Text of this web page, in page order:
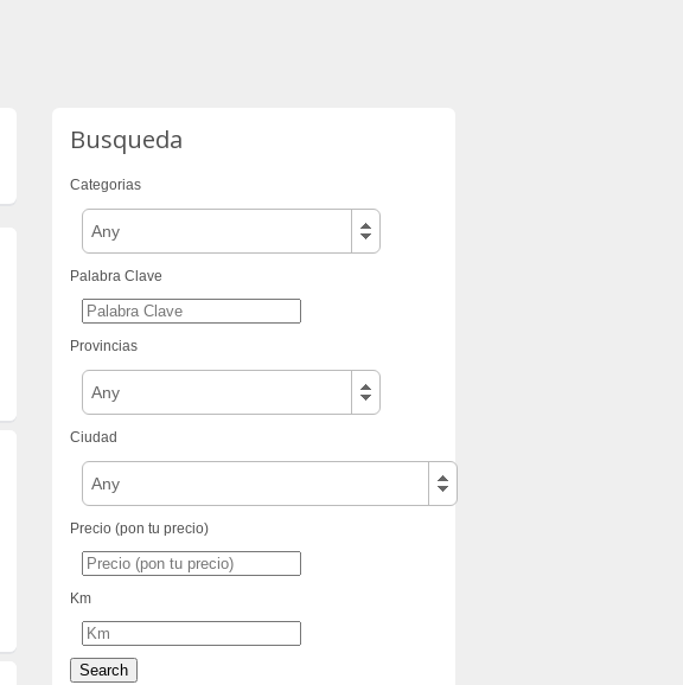
Busqueda
Categorias
Any
Palabra Clave
Provincias
Any
Ciudad
Any
Precio (pon tu precio)
Km